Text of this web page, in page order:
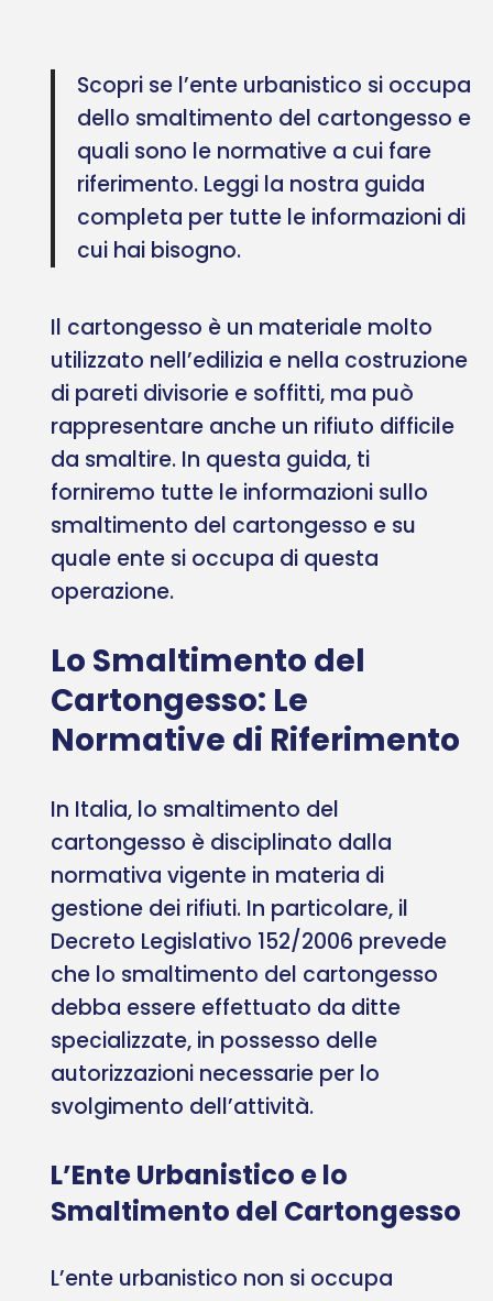
Scopri se l’ente urbanistico si occupa
dello smaltimento del cartongesso e
quali sono le normative a cui fare
riferimento. Leggi la nostra guida
completa per tutte le informazioni di
cui hai bisogno.
Il cartongesso è un materiale molto
utilizzato nell’edilizia e nella costruzione
di pareti divisorie e soffitti, ma può
rappresentare anche un rifiuto difficile
da smaltire. In questa guida, ti
forniremo tutte le informazioni sullo
smaltimento del cartongesso e su
quale ente si occupa di questa
operazione.
Lo Smaltimento del
Cartongesso: Le
Normative di Riferimento
In Italia, lo smaltimento del
cartongesso è disciplinato dalla
normativa vigente in materia di
gestione dei rifiuti. In particolare, il
Decreto Legislativo 152/2006 prevede
che lo smaltimento del cartongesso
debba essere effettuato da ditte
specializzate, in possesso delle
autorizzazioni necessarie per lo
svolgimento dell’attività.
L’Ente Urbanistico e lo
Smaltimento del Cartongesso
L’ente urbanistico non si occupa